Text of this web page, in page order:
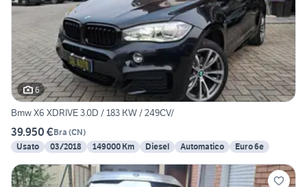
6
Bmw X6 XDRIVE 3.0D / 183 KW / 249CV/
39.950 €Bra (CN)
Usato
03/2018 149000 Km Diesel Automatico Euro 6e